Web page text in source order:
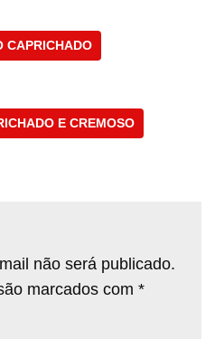
CAPRICHADO
E CREMOSO
não será publicado.
marcados com *